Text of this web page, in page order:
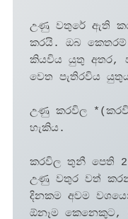
උණු වතුරේ ඇති
කරයි. ඔබ
කියවිය යුතු අතර,
වෙත පැතිරවිය
උණු කරවිල
හැකිය.
කරවිල තුනී පෙති
උණු වතුර වත්
දිනකම අවම
ඕනෑම